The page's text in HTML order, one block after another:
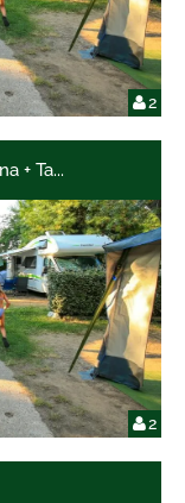
2
2
+ Ta...